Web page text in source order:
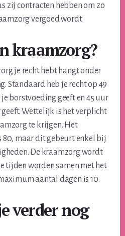
zij contracten hebben om zo
vergoed wordt.
kraamzorg?
je recht hebt hangt onder
Standaard heb je recht op 49
borstvoeding geeft en 45 uur
Wettelijk is het verplicht
te krijgen. Het
maar dit gebeurt enkel bij
De kraamzorg wordt
tijden worden samen met het
aantal dagen is 10.
verder nog